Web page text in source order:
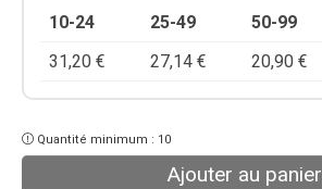
10-24
25-49 50-99
31,20 € 27,14 € 20,90 €
Quantité minimum : 10
Ajouter au panier